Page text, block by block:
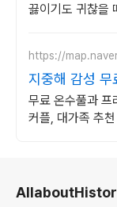
끓이기도 귀찮을
https://
지중해 감성 무
공간
무료 온수풀과 프
커플, 대가족 추